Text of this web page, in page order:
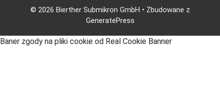
© 2026 Bierther Submikron GmbH • Zbudowane z
GeneratePress
Baner zgody na pliki cookie od Real Cookie Banner